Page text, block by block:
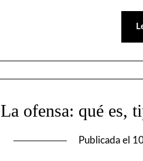
La ofensa: qué es,
Publicada el